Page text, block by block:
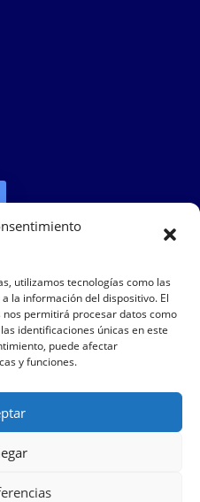
utilizamos tecnologías como las
la información del dispositivo. El
permitirá procesar datos como
identificaciones únicas en este
puede afectar
y funciones.
fotografía
All rights reserved – Diseño y